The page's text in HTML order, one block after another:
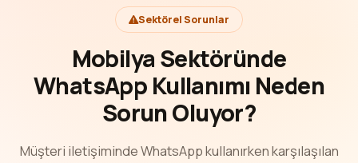
Sektörel Sorunlar
Mobilya Sektöründe
WhatsApp Kullanımı Neden
Sorun Oluyor?
Müşteri iletişiminde WhatsApp kullanırken karşılaşılan